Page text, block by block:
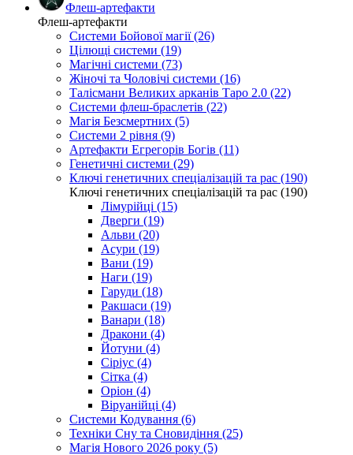
Флеш-артефакти
Флеш-артефакти
Системи Бойової магії (26)
Цілющі системи (19)
Магічні системи (73)
Жіночі та Чоловічі системи (16)
Талісмани Великих арканів Таро 2.0 (22)
Системи флеш-браслетів (22)
Магія Безсмертних (5)
Системи 2 рівня (9)
Артефакти Егрегорів Богів (11)
Генетичні системи (29)
Ключі генетичних спеціалізацій та рас (190)
Ключі генетичних спеціалізацій та рас (190)
Лімурійці (15)
Дверги (19)
Альви (20)
Асури (19)
Вани (19)
Наги (19)
Гаруди (18)
Ракшаси (19)
Ванари (18)
Дракони (4)
Йотуни (4)
Сіріус (4)
Сітка (4)
Оріон (4)
Віруанійці (4)
Системи Кодування (6)
Техніки Сну та Сновидіння (25)
Магія Нового 2026 року (5)